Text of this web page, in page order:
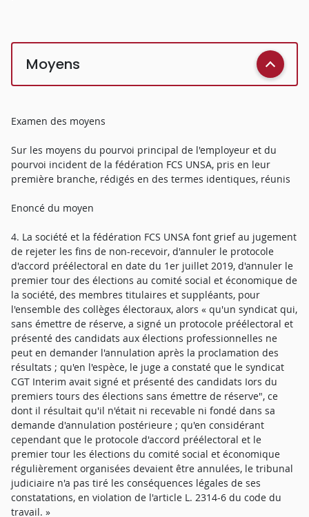
Moyens
Examen des moyens
Sur les moyens du pourvoi principal de l'employeur et du
pourvoi incident de la fédération FCS UNSA, pris en leur
première branche, rédigés en des termes identiques, réunis
Enoncé du moyen
4. La société et la fédération FCS UNSA font grief au jugement
de rejeter les fins de non-recevoir, d'annuler le protocole
d'accord préélectoral en date du 1er juillet 2019, d'annuler le
premier tour des élections au comité social et économique de
la société, des membres titulaires et suppléants, pour
l'ensemble des collèges électoraux, alors « qu'un syndicat qui,
sans émettre de réserve, a signé un protocole préélectoral et
présenté des candidats aux élections professionnelles ne
peut en demander l'annulation après la proclamation des
résultats ; qu'en l'espèce, le juge a constaté que le syndicat
CGT Interim avait signé et présenté des candidats Iors du
premiers tours des élections sans émettre de réserve", ce
dont il résultait qu'il n'était ni recevable ni fondé dans sa
demande d'annulation postérieure ; qu'en considérant
cependant que le protocole d'accord préélectoral et le
premier tour les élections du comité social et économique
régulièrement organisées devaient être annulées, le tribunal
judiciaire n'a pas tiré les conséquences légales de ses
constatations, en violation de l'article L. 2314-6 du code du
travail. »